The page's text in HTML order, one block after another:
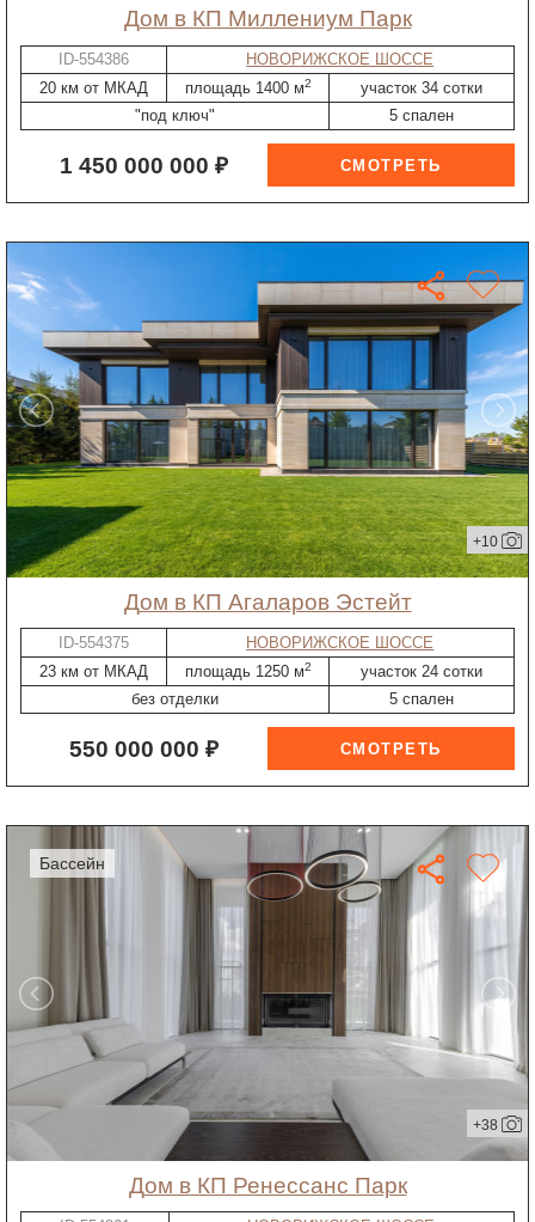
дом в КП Миллениум Парк
ID-554386
НОВОРИЖСКОЕ ШОССЕ
20 км от МКАД
площадь 1400 м2
участок 34 сотки
"под ключ"
5 спален
1 450 000 000 ₽
+10
дом в КП Агаларов Эстейт
ID-554375
НОВОРИЖСКОЕ ШОССЕ
23 км от МКАД
площадь 1250 м2
участок 24 сотки
без отделки
5 спален
550 000 000 ₽
бассейн
+38
дом в КП Ренессанс Парк